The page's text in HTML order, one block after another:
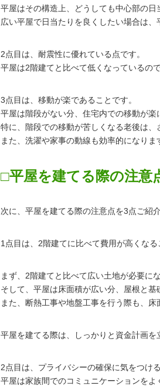
平屋はその構造上、どうしても中心部の日
広い平屋で日当たりを良くしたい場合は
2点目は、耐震性に優れている点です。
平屋は2階建てと比べて低くなっているの
3点目は、移動が楽であることです。
平屋は階段がない分、住宅内での移動が楽
特に、階段での移動が苦しくなる老後は、
また、洗濯や家事の動線も効率的になりま
□平屋を建てる際の注意
次に、平屋を建てる際の注意点を3点ご紹介
1点目は、2階建てに比べて費用が高くなる
まず、2階建てと比べて広い土地が必要にな
そして、平屋は床面積が広い分、屋根と基
また、断熱工事や地盤工事を行う際も、床
平屋を建てる際は、しっかりと資金計画を
2点目は、プライバシーの確保に気をつける
平屋は家族間でのコミュニケーションをよ